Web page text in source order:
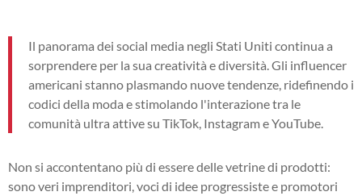
Il panorama dei social media negli Stati Uniti continua a
sorprendere per la sua creatività e diversità. Gli influencer
americani stanno plasmando nuove tendenze, ridefinendo i
codici della moda e stimolando l'interazione tra le
comunità ultra attive su TikTok, Instagram e YouTube.
Non si accontentano più di essere delle vetrine di prodotti:
sono veri imprenditori, voci di idee progressiste e promotori